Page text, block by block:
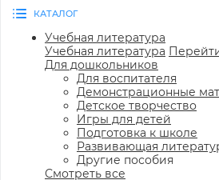
КАТАЛОГ
Учебная литература
Учебная литература
Для дошкольников
Для воспитателя
Демонстрационные
Детское творчество
Игры для детей
Подготовка к школе
Развивающая
Другие пособия
Смотреть все